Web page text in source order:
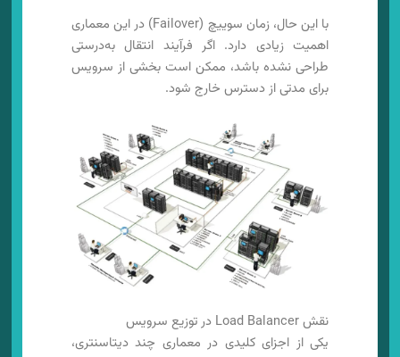
با این حال، زمان سوییچ (Failover) در این معماری
اهمیت زیادی دارد. اگر فرآیند انتقال به‌درستی
طراحی نشده باشد، ممکن است بخشی از سرویس
برای مدتی از دسترس خارج شود.
نقش Load Balancer در توزیع سرویس
یکی از اجزای کلیدی در معماری چند دیتاسنتری،